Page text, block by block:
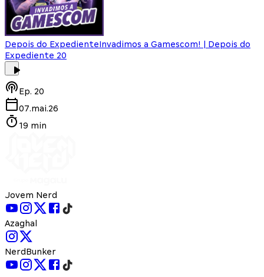
Depois do ExpedienteInvadimos a Gamescom! | Depois do
Expediente 20
Ep. 20
07.mai.26
19 min
Jovem Nerd
Azaghal
NerdBunker